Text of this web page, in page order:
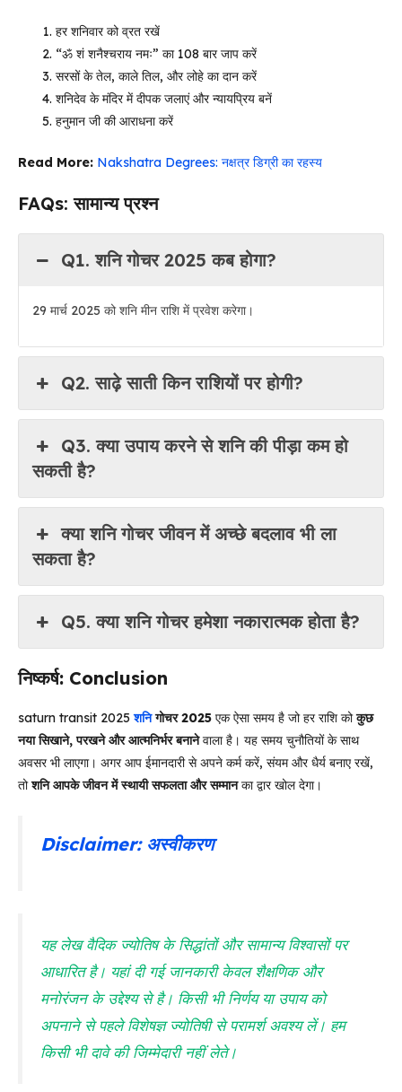
हर शनिवार को व्रत रखें
“ॐ शं शनैश्चराय नमः” का 108 बार जाप करें
सरसों के तेल, काले तिल, और लोहे का दान करें
शनिदेव के मंदिर में दीपक जलाएं और न्यायप्रिय बनें
हनुमान जी की आराधना करें
Read More: Nakshatra Degrees: नक्षत्र डिग्री का रहस्य
FAQs: सामान्य प्रश्न
Q1. शनि गोचर 2025 कब होगा?
29 मार्च 2025 को शनि मीन राशि में प्रवेश करेगा।
Q2. साढ़े साती किन राशियों पर होगी?
Q3. क्या उपाय करने से शनि की पीड़ा कम हो
सकती है?
क्या शनि गोचर जीवन में अच्छे बदलाव भी ला
सकता है?
Q5. क्या शनि गोचर हमेशा नकारात्मक होता है?
निष्कर्ष: Conclusion
saturn transit 2025शनिगोचर 2025 एक ऐसा समय है जो हर राशि कोकुछ
नया सिखाने, परखने और आत्मनिर्भर बनानेवाला है। यह समय चुनौतियों के साथ
अवसर भी लाएगा। अगर आप ईमानदारी से अपने कर्म करें, संयम और धैर्य बनाए रखें,
तोशनि आपके जीवन में स्थायी सफलता और सम्मानका द्वार खोल देगा।
Disclaimer:अस्वीकरण
यह लेख वैदिक ज्योतिष के सिद्धांतों और सामान्य विश्वासों पर
आधारित है। यहां दी गई जानकारी केवल शैक्षणिक और
मनोरंजन के उद्देश्य से है। किसी भी निर्णय या उपाय को
अपनाने से पहले विशेषज्ञ ज्योतिषी से परामर्श अवश्य लें। हम
किसी भी दावे की जिम्मेदारी नहीं लेते।